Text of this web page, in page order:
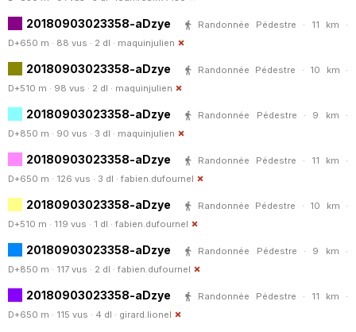
20180903023358-aDzye
Randonnée Pédestre · 11 km ·
D+650 m · 88 vus · 2 dl · maquinjulien
20180903023358-aDzye
Randonnée Pédestre · 10 km ·
D+510 m · 98 vus · 2 dl · maquinjulien
20180903023358-aDzye
Randonnée Pédestre · 9 km ·
D+850 m · 90 vus · 3 dl · maquinjulien
20180903023358-aDzye
Randonnée Pédestre · 11 km ·
D+650 m · 126 vus · 3 dl · fabien.dufournel
20180903023358-aDzye
Randonnée Pédestre · 10 km ·
D+510 m · 119 vus · 1 dl · fabien.dufournel
20180903023358-aDzye
Randonnée Pédestre · 9 km ·
D+850 m · 117 vus · 2 dl · fabien.dufournel
20180903023358-aDzye
Randonnée Pédestre · 11 km ·
D+650 m · 115 vus · 4 dl · girard.lionel